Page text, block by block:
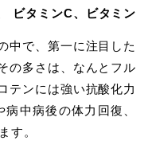
ビタミンC、ビタミン
中で、第一に注目した
の多さは、なんとフル
テンには強い抗酸化力
中病後の体力回復、
す。